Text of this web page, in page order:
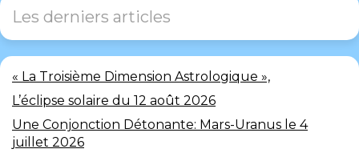
Les derniers articles
« La Troisième Dimension Astrologique »,
L’éclipse solaire du 12 août 2026
Une Conjonction Détonante: Mars-Uranus le 4
juillet 2026